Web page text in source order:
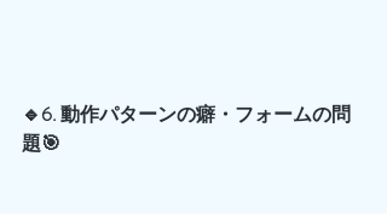
🔹6. 動作パターンの癖・フォームの問
題🎯